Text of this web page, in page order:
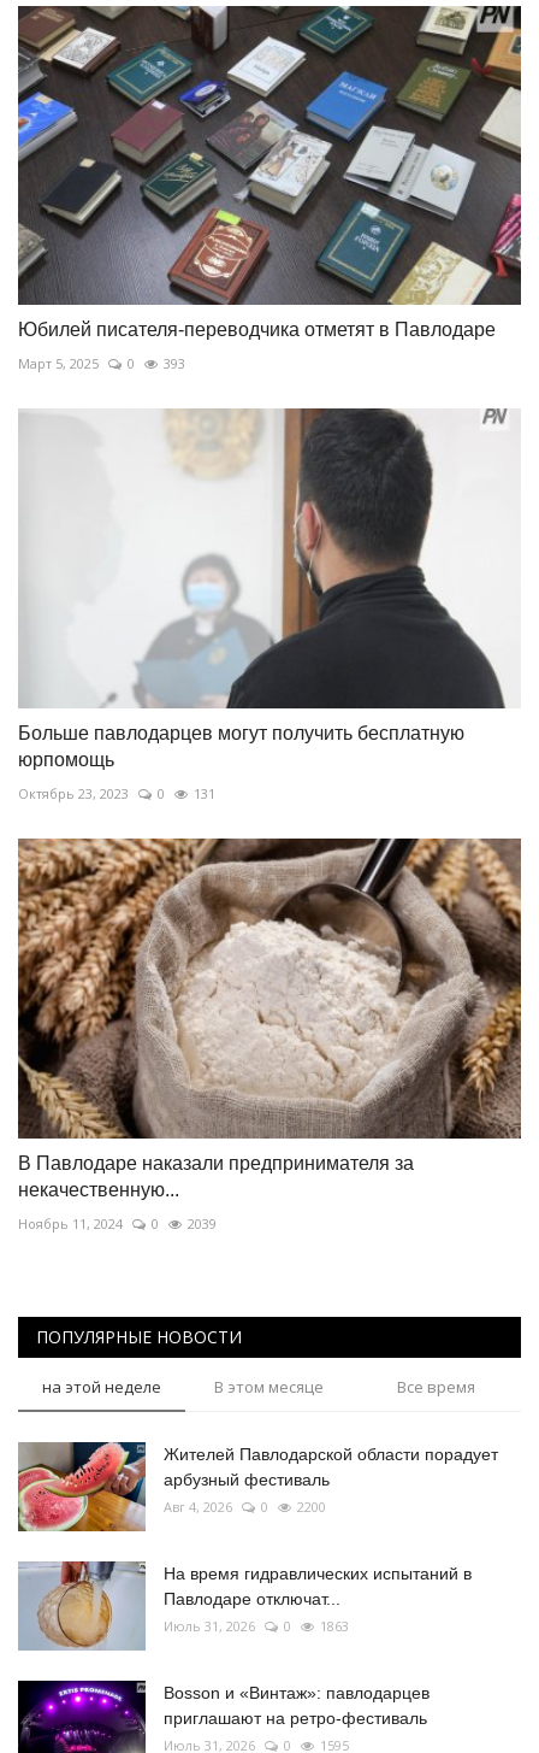
Юбилей писателя-переводчика отметят в Павлодаре
Март 5, 2025 0 393
Больше павлодарцев могут получить бесплатную
юрпомощь
Октябрь 23, 2023 0 131
В Павлодаре наказали предпринимателя за
некачественную...
Ноябрь 11, 2024 0 2039
ПОПУЛЯРНЫЕ НОВОСТИ
на этой неделе В этом месяце Все время
Жителей Павлодарской области порадует
арбузный фестиваль
Авг 4, 2026 0 2200
На время гидравлических испытаний в
Павлодаре отключат...
Июль 31, 2026 0 1863
Bosson и «Винтаж»: павлодарцев
приглашают на ретро-фестиваль
Июль 31, 2026 0 1595